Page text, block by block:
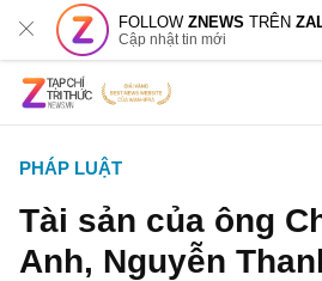
FOLLOWZNEWS TRÊN
Cập nhật tin mới
PHÁP LUẬT
Tài sản của ông
Anh, Nguyễn